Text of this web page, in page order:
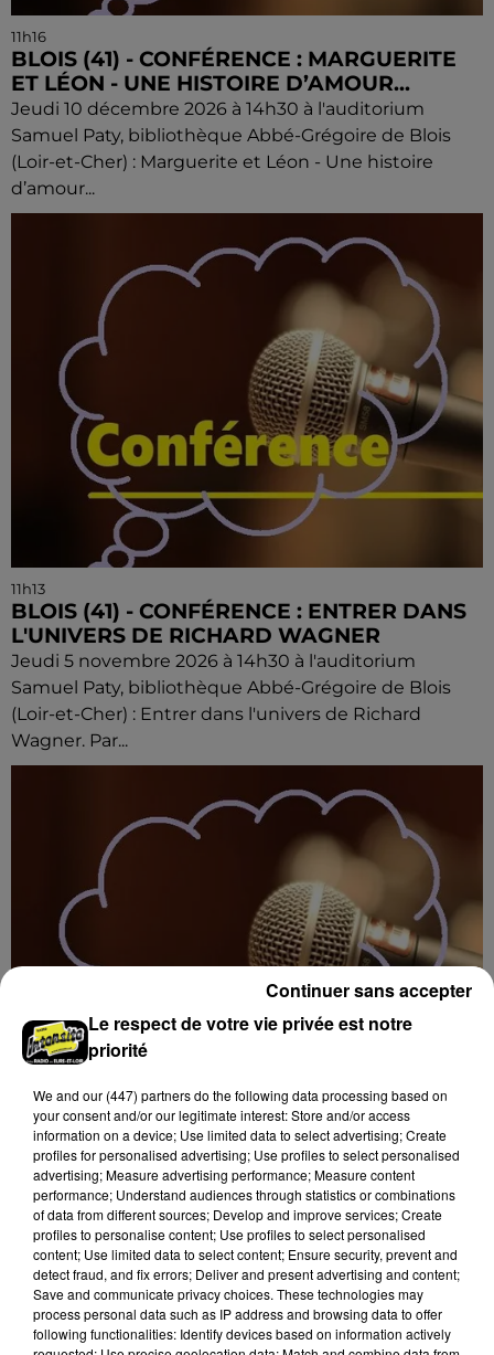
11h16
BLOIS (41) - CONFÉRENCE : MARGUERITE
ET LÉON - UNE HISTOIRE D’AMOUR...
Jeudi 10 décembre 2026 à 14h30 à l'auditorium
Samuel Paty, bibliothèque Abbé-Grégoire de Blois
(Loir-et-Cher) : Marguerite et Léon - Une histoire
d’amour...
11h13
BLOIS (41) - CONFÉRENCE : ENTRER DANS
L'UNIVERS DE RICHARD WAGNER
Jeudi 5 novembre 2026 à 14h30 à l'auditorium
Samuel Paty, bibliothèque Abbé-Grégoire de Blois
(Loir-et-Cher) : Entrer dans l'univers de Richard
Wagner. Par...
11h02
BLOIS (41) - CONFÉRENCE : LES BAS-
FONDS DE LONDRES AU TEMPS DE «...
Jeudi 1er octobre 2026 à 14h30 à l'auditorium Samuel
Paty, bibliothèque Abbé-Grégoire de Blois (Loir-et-
Cher) : Les bas-fonds de Londres au temps de « Jack...
Le respect de votre vie privée est notre
priorité
We and our (447) partnersdo the following data processing based on
your consent and/or our legitimate interest: Store and/or access
information on a device; Use limited data to select advertising; Create
profiles for personalised advertising; Use profiles to select personalised
advertising; Measure advertising performance; Measure content
performance; Understand audiences through statistics or combinations
of data from different sources; Develop and improve services; Create
profiles to personalise content; Use profiles to select personalised
content; Use limited data to select content; Ensure security, prevent and
detect fraud, and fix errors; Deliver and present advertising and content;
Save and communicate privacy choices. These technologies may
process personal data such as IP address and browsing data to offer
following functionalities: Identify devices based on information actively
Continuer sans accepter